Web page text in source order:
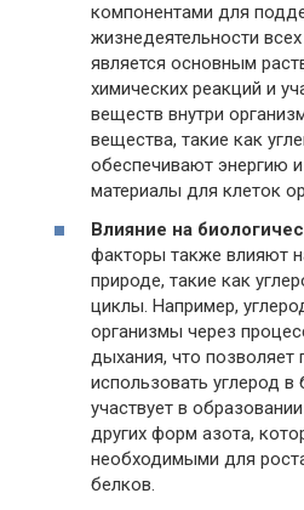
компонентами для
жизнедеятельности
является основным
химических реакций и
веществ внутри
вещества, такие как
обеспечивают энергию
материалы для клеток
Влияние на
факторы также влияют
природе, такие как
циклы. Например,
организмы через
дыхания, что позволяет
использовать углерод
участвует в
других форм азота,
необходимыми для
белков.